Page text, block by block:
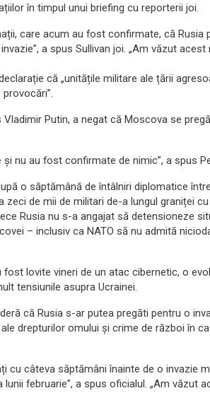
în timpul unui briefing cu reporterii joi.
care acum au fost confirmate, că Rusia
a spus Sullivan joi. „Am văzut acest
că „unitățile militare ale țării
Putin, a negat că Moscova se
nu au fost confirmate de nimic”, a spus
o săptămână de întâlniri diplomatice
de mii de militari de-a lungul graniței cu
Rusia nu s-a angajat să detensioneze
– inclusiv ca NATO să nu admită
lovite vineri de un atac cibernetic, o
tensiunile asupra Ucrainei.
că Rusia s-ar putea pregăti pentru o
drepturilor omului și crime de război în
cu câteva săptămâni înainte de o invazie
februarie”, a spus oficialul. „Am văzut